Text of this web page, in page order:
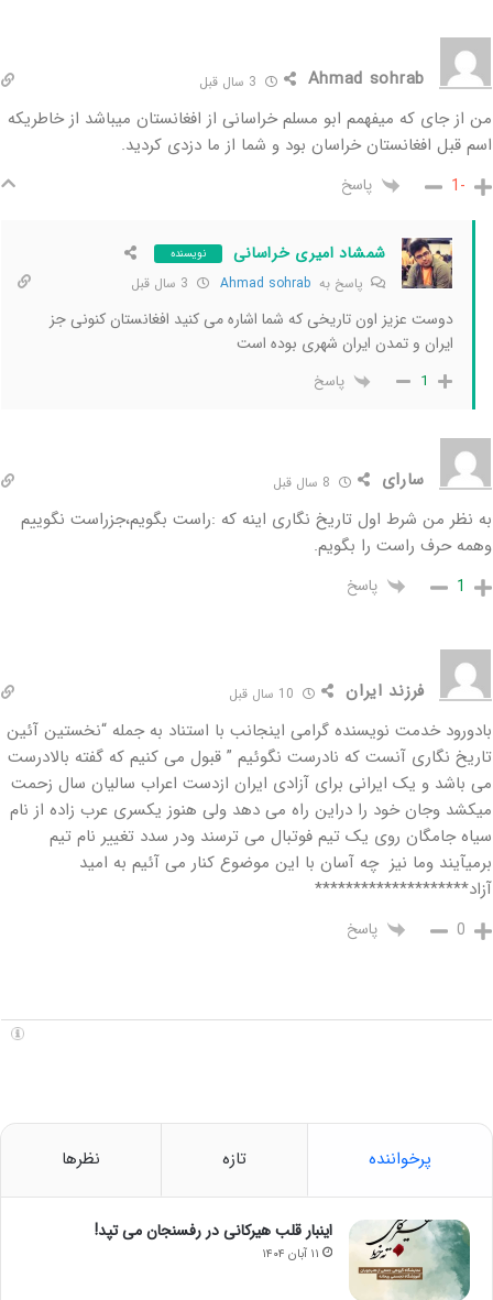
Ahmad sohrab
من از جای که میفهمم ابو مسلم خراسانی از افغانستان میباشد از خاطریکه
اسم قبل افغانستان خراسان بود و شما از ما دزدی کردید.
-1 پاسخ
شمشاد امیری خراسانی نویسنده
پاسخ به Ahmad sohrab
دوست عزیز اون تاریخی که شما اشاره می کنید افغانستان کنونی جز
ایران و تمدن ایران شهری بوده است
1 پاسخ
سارای
به نظر من شرط اول تاریخ نگاری اینه که :راست بگویم،جزراست نگوییم
وهمه حرف راست را بگویم.
1 پاسخ
فرزند ايران
بادورود خدمت نویسنده گرامی اینجانب با استناد به جمله “نخستین آئین
تاریخ نگاری آنست که نادرست نگوئیم ” قبول می کنیم که گفته بالادرست
می باشد و یک ایرانی برای آزادی ایران ازدست اعراب سالیان سال زحمت
میکشد وجان خود را دراین راه می دهد ولی هنوز یکسری عرب زاده از نام
سیاه جامگان روی یک تیم فوتبال می ترسند ودر سدد تغییر نام تیم
برمیآیند وما نیز چه آسان با این موضوع کنار می آئیم به امید
آزاد********************
0 پاسخ
پرخواننده تازه نظرها
اینبار قلب هیرکانی در رفسنجان می تپد!
۱۱ آبان ۱۴۰۴